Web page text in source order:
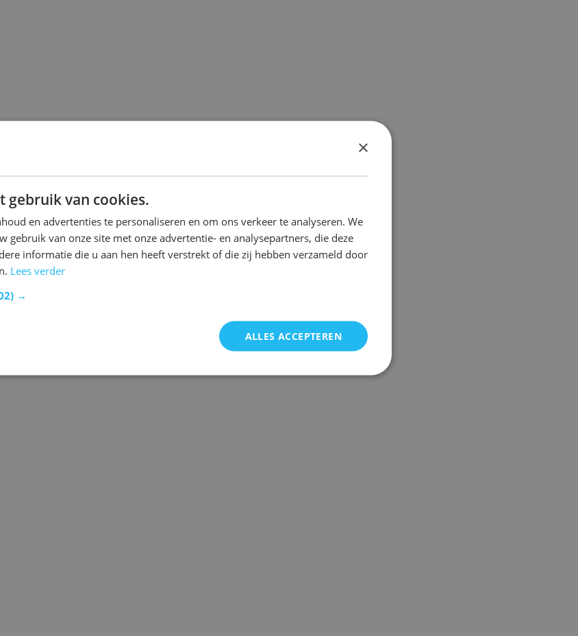
×
gebruik van cookies.
en advertenties te personaliseren en om ons verkeer te analyseren. We
gebruik van onze site met onze advertentie- en analysepartners, die deze
informatie die u aan hen heeft verstrekt of die zij hebben verzameld door
Lees verder
→
ALLES ACCEPTEREN